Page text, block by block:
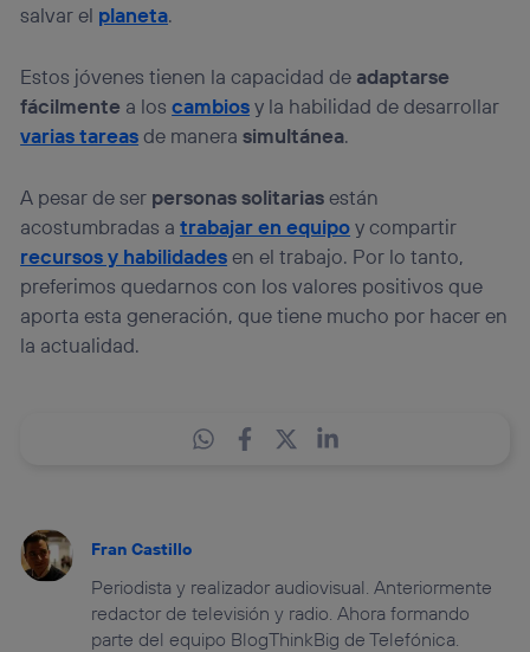
salvar el planeta.
Estos jóvenes tienen la capacidad de adaptarse
fácilmente a loscambiosy la habilidad de desarrollar
varias tareasde manerasimultánea.
A pesar de ser personas solitariasestán
acostumbradas atrabajar en equipoy compartir
recursos y habilidadesen el trabajo. Por lo tanto,
preferimos quedarnos con los valores positivos que
aporta esta generación, que tiene mucho por hacer en
la actualidad.
Fran Castillo
Periodista y realizador audiovisual. Anteriormente
redactor de televisión y radio. Ahora formando
parte del equipo BlogThinkBig de Telefónica.